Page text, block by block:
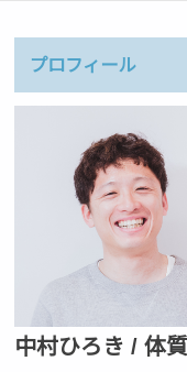
プロフィール
中村ひろき / 体